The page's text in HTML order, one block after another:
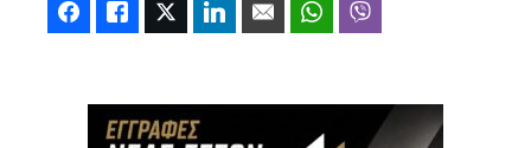
FacebookLike Twitter LinkedIn Email WhatsApp